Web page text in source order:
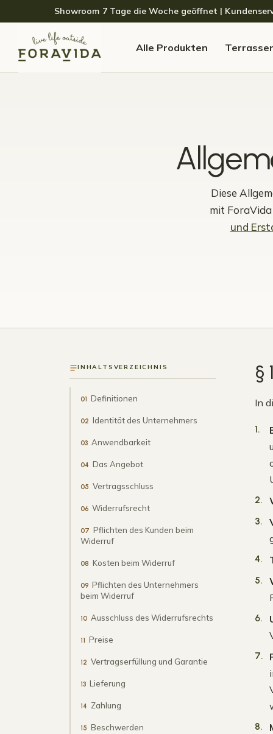
Skip to navigation
Skip to contentShowroom 7 Tage die Woche geöffnet |
Alle Produkten
Diese
mit
und
INHALTSVERZEICHNIS
01 Definitionen
02 Identität des Unternehmers
03 Anwendbarkeit
04 Das Angebot
05 Vertragsschluss
06 Widerrufsrecht
07 Pflichten des Kunden beim
Widerruf
08 Kosten beim Widerruf
09 Pflichten des Unternehmers
beim Widerruf
10 Ausschluss des Widerrufsrechts
11 Preise
12 Vertragserfüllung und Garantie
13 Lieferung
14 Zahlung
15 Beschwerden
§
In